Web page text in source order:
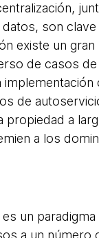
son
existe un
de casos
de
propiedad a
a los
es un
a un